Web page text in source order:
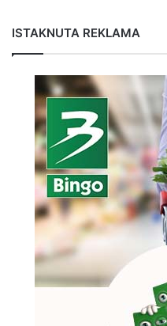
ISTAKNUTA REKLAMA